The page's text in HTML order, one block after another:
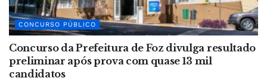
CONCURSO PÚBLICO
Concurso da Prefeitura de Foz divulga resultado
preliminar após prova com quase 13 mil
candidatos